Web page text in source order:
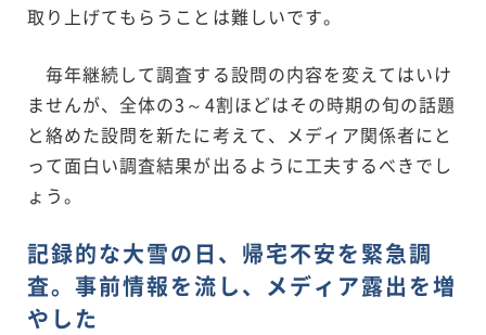
取り上げてもらうことは難しいです。
毎年継続して調査する設問の内容を変えてはいけ
ませんが、全体の3～4割ほどはその時期の旬の話題
と絡めた設問を新たに考えて、メディア関係者にと
って面白い調査結果が出るように工夫するべきでし
ょう。
記録的な大雪の日、帰宅不安を緊急調
査。事前情報を流し、メディア露出を増
やした